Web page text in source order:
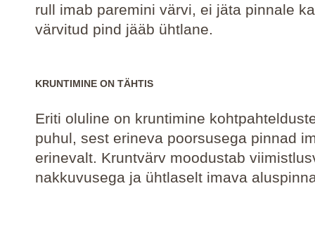
rull imab paremini värvi, ei jäta pinnale
värvitud pind jääb ühtlane.
KRUNTIMINE ON TÄHTIS
Eriti oluline on kruntimine
puhul, sest erineva poorsusega pinnad
erinevalt. Kruntvärv moodustab
nakkuvusega ja ühtlaselt imava